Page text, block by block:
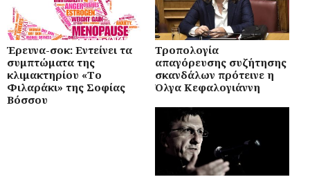
Έρευνα-σοκ: Εντείνει τα
συμπτώματα της
κλιμακτηρίου «Το
Φιλαράκι» της Σοφίας
Βόσσου
Τροπολογία
απαγόρευσης συζήτησης
σκανδάλων πρότεινε η
Όλγα Κεφαλογιάννη